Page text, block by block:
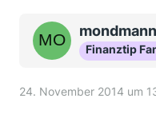
mondmann
Finanztip
24. November 2014 um